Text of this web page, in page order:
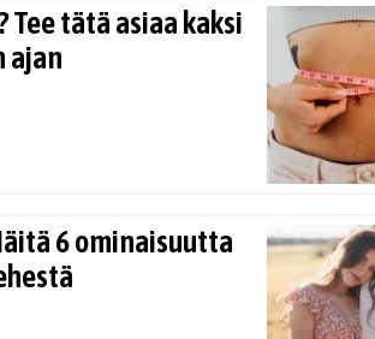
tätä asiaa kaksi
ajan
6 ominaisuutta